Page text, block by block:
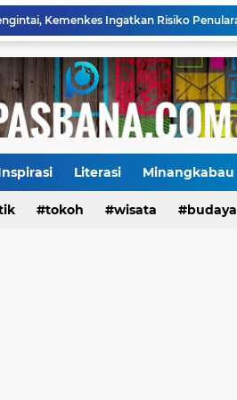
Literasi Minangkabau
Tokoh budaya kuliner
tokoh wisata budaya